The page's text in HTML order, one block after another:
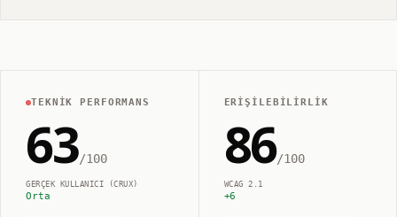
TEKNIK PERFORMANS
63/100
GERÇEK KULLANICI (CRUX)
Orta
ERIŞILEBILIRLIK
86/100
WCAG 2.1
+6